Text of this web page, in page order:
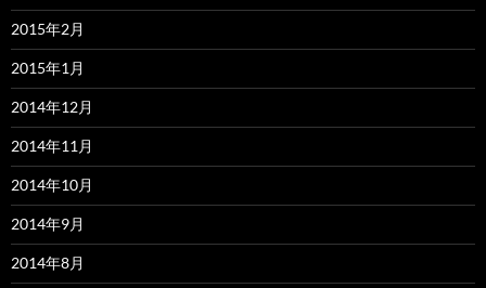
2015年2月
2015年1月
2014年12月
2014年11月
2014年10月
2014年9月
2014年8月